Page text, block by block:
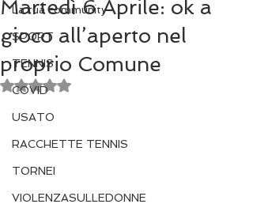
La tua community
SPORT
TENNIS
COVID
USATO
RACCHETTE TENNIS
TORNEI
VIOLENZASULLEDONNE
Martedì 6 Aprile: ok a
gioco all’aperto nel
proprio Comune
Valutazione NaN stelle su 5.